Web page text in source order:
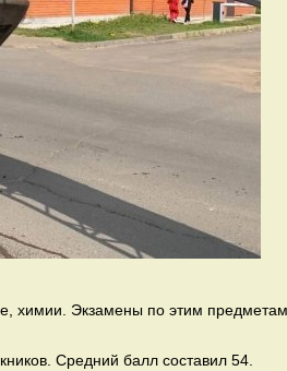
химии. Экзамены по этим предметам
Средний балл составил 54.